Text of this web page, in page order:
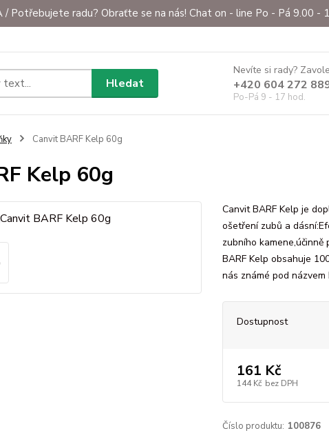
/ Potřebujete radu? Obraťte se na nás! Chat on - line Po - Pá 9.00 -
Hledat
Nevíte si rady?
+420 604 272
Po-Pá 9 - 17 hod.
Canvit BARF Kelp 60g
Kelp 60g
Canvit BARF Kelp je
ošetření zubů a
zubního
BARF Kelp obsahuje
nás známé pod
Dostupnost
161 Kč
144 Kč bez DPH
Číslo produktu: 100876